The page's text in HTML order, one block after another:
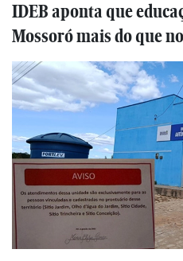
IDEB aponta que
Mossoró mais do que